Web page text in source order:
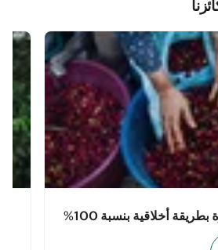
أخلاقية بنسبة 100%